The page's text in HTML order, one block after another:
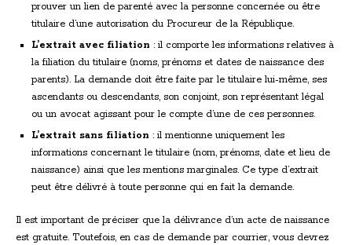
prouver un lien de parenté avec la personne concernée ou être
titulaire d’une autorisation du Procureur de la République.
L’extrait avec filiation : il comporte les informations relatives à
la filiation du titulaire (noms, prénoms et dates de naissance des
parents). La demande doit être faite par le titulaire lui-même, ses
ascendants ou descendants, son conjoint, son représentant légal
ou un avocat agissant pour le compte d’une de ces personnes.
L’extrait sans filiation : il mentionne uniquement les
informations concernant le titulaire (nom, prénoms, date et lieu de
naissance) ainsi que les mentions marginales. Ce type d’extrait
peut être délivré à toute personne qui en fait la demande.
Il est important de préciser que la délivrance d’un acte de naissance
est gratuite. Toutefois, en cas de demande par courrier, vous devrez